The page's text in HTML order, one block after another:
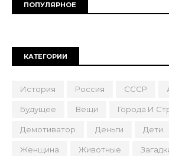
ПОПУЛЯРНОЕ
КАТЕГОРИИ
История Россия СССР
Будущее Вещи Города И
Демотиватор Деньги Дети
Женщина Животные